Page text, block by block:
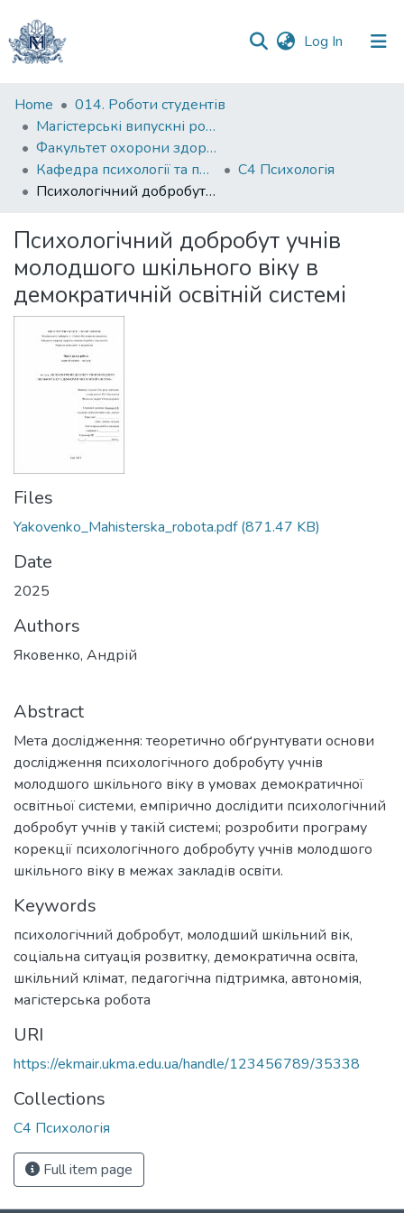
Log In (current)
Communities
&
Collections
All of DSpace
Statistics
Home
014. Роботи студентів
Магістерські випускні роботи
Факультет охорони здоров`я, соціальної роботи і психології
Кафедра психології та педагогіки
С4 Психологія
Психологічний добробут учнів молодшого шкільного віку в демократичній освітній системі
Психологічний добробут учнів
молодшого шкільного віку в
демократичній освітній системі
Files
Yakovenko_Mahisterska_robota.pdf(871.47 KB)
Date
2025
Authors
Яковенко, Андрій
Abstract
Мета дослідження: теоретично обґрунтувати основи
дослідження психологічного добробуту учнів
молодшого шкільного віку в умовах демократичної
освітньої системи, емпірично дослідити психологічний
добробут учнів у такій системі; розробити програму
корекції психологічного добробуту учнів молодшого
шкільного віку в межах закладів освіти.
Keywords
психологічний добробут, молодший шкільний вік,
соціальна ситуація розвитку, демократична освіта,
шкільний клімат, педагогічна підтримка, автономія,
магістерська робота
URI
https://ekmair.ukma.edu.ua/handle/123456789/35338
Collections
С4 Психологія
Full item page